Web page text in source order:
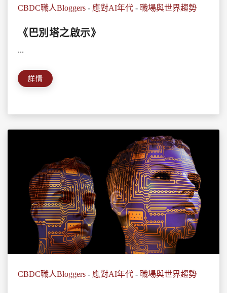
CBDC職人Bloggers - 應對AI年代 - 職場與世界趨勢
《巴別塔之啟示》
...
詳情
CBDC職人Bloggers - 應對AI年代 - 職場與世界趨勢